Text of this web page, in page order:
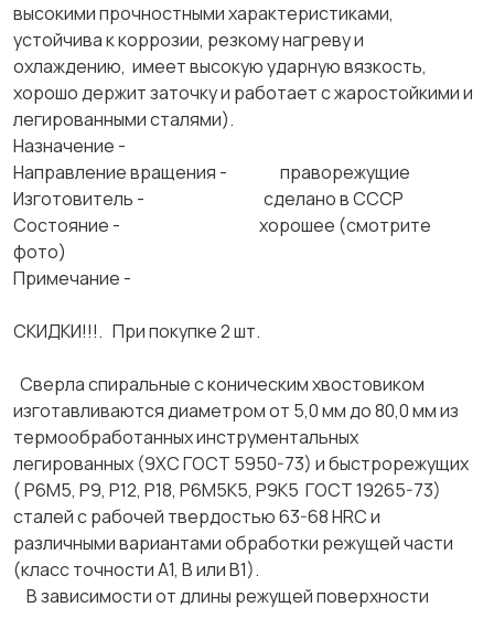
высокими прочностными характеристиками,
устойчива к коррозии, резкому нагреву и
охлаждению, имеет высокую ударную вязкость,
хорошо держит заточку и работает с жаростойкими и
легированными сталями).
Назначение -
Направление вращения - праворежущие
Изготовитель - сделано в СССР
Состояние - хорошее (смотрите
фото)
Примечание -
СКИДКИ!!!. При покупке 2 шт.
Сверла спиральные с коническим хвостовиком
изготавливаются диаметром от 5,0 мм до 80,0 мм из
термообработанных инструментальных
легированных (9ХС ГОСТ 5950-73) и быстрорежущих
( Р6М5, Р9, Р12, Р18, Р6М5К5, Р9К5 ГОСТ 19265-73)
сталей с рабочей твердостью 63-68 HRC и
различными вариантами обработки режущей части
(класс точности А1, В или В1).
В зависимости от длины режущей поверхности